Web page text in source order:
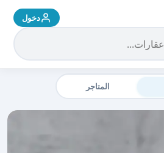
دخول
المتاجر